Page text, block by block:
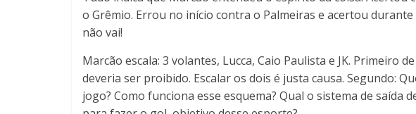
o Grêmio. Errou no início contra o Palmeiras e acertou
não vai!
Marcão escala: 3 volantes, Lucca, Caio Paulista e JK. Primeiro
deveria ser proibido. Escalar os dois é justa causa. Segundo:
jogo? Como funciona esse esquema? Qual o sistema de saída